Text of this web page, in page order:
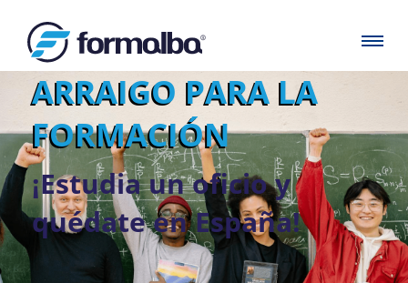
SOLICITA TU
ARRAIGO PARA LA
FORMACIÓN
¡Estudia un oficio y
quédate en España!